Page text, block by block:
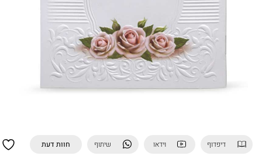
דיפדוף וידאו שיתוף חוות דעת